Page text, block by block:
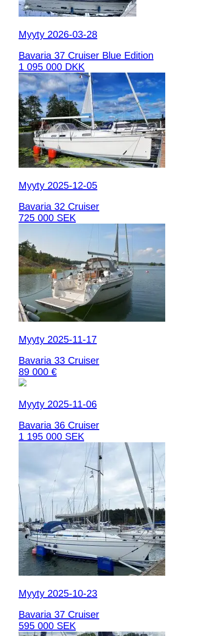
Myyty 2026-03-28
Bavaria 37 Cruiser Blue Edition
1 095 000 DKK
Myyty 2025-12-05
Bavaria 32 Cruiser
725 000 SEK
Myyty 2025-11-17
Bavaria 33 Cruiser
89 000 €
Myyty 2025-11-06
Bavaria 36 Cruiser
1 195 000 SEK
Myyty 2025-10-23
Bavaria 37 Cruiser
595 000 SEK